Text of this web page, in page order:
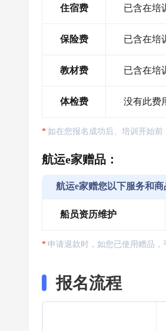
住宿费 已含在培
保险费 已含在培
教材费 已含在培
体检费 没有此费
如在您报名成功后、培训开始
航运e家赠品：
航运e家赠您以下服务和
船员资历维护
申请退款时，如您已使用赠品，
报名流程